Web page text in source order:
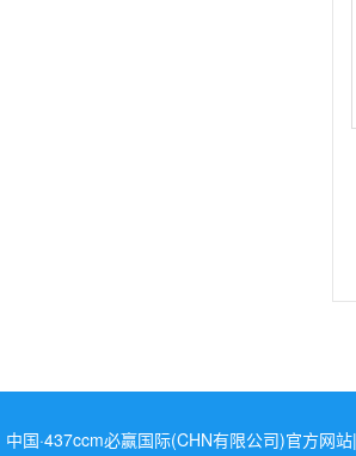
中国·437ccm必赢国际(CHN有限公司)官方网